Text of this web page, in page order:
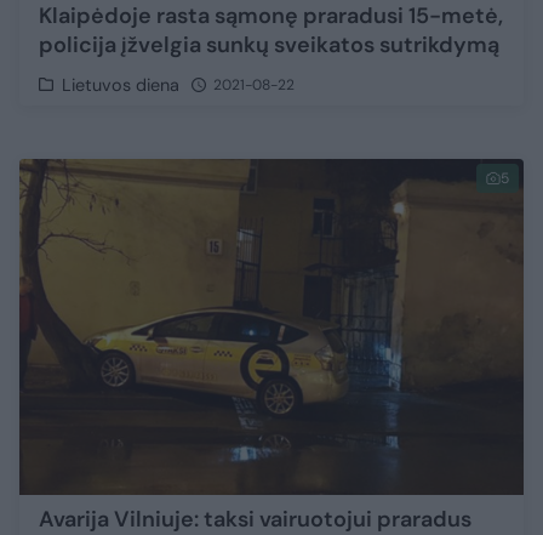
Klaipėdoje rasta sąmonę praradusi 15-metė,
policija įžvelgia sunkų sveikatos sutrikdymą
Lietuvos diena 2021-08-22
5
Avarija Vilniuje: taksi vairuotojui praradus